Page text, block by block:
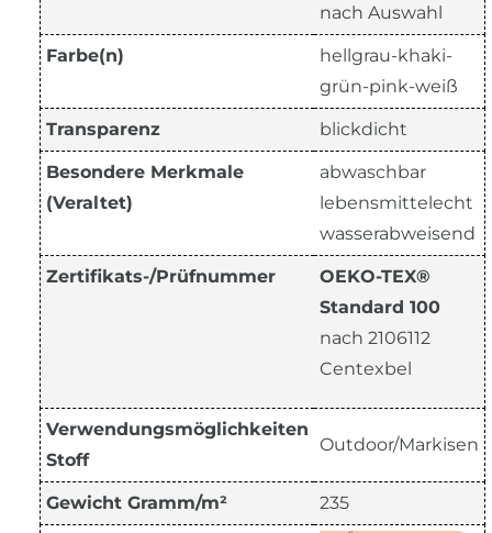
nach Auswahl
Farbe(n)
hellgrau-khaki-
grün-pink-weiß
Transparenz blickdicht
Besondere Merkmale
(Veraltet)
abwaschbar
lebensmittelecht
wasserabweisend
Zertifikats-/Prüfnummer
OEKO-TEX®
Standard 100
nach 2106112
Centexbel
Verwendungsmöglichkeiten
Stoff
Outdoor/Markisen
Gewicht Gramm/m² 235